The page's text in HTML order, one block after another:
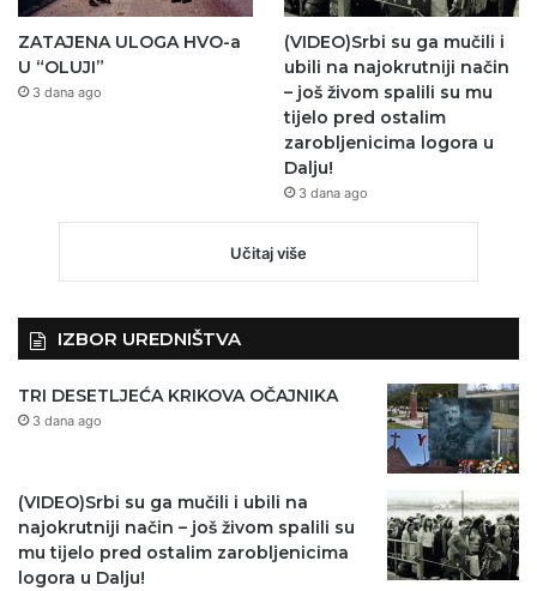
ZATAJENA ULOGA HVO-a
U “OLUJI”
3 dana ago
(VIDEO)Srbi su ga mučili i
ubili na najokrutniji način
– još živom spalili su mu
tijelo pred ostalim
zarobljenicima logora u
Dalju!
3 dana ago
Učitaj više
IZBOR UREDNIŠTVA
TRI DESETLJEĆA KRIKOVA OČAJNIKA
3 dana ago
(VIDEO)Srbi su ga mučili i ubili na
najokrutniji način – još živom spalili su
mu tijelo pred ostalim zarobljenicima
logora u Dalju!